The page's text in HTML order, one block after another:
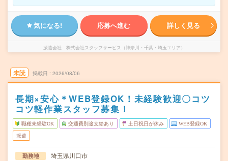
気になる! 応募へ進む 詳しく見る
派遣会社 株式会社スタッフサービス（神奈川・千葉・埼玉エリア）
未読 掲載日 2026/08/06
長期×安心＊WEB登録OK！未経験歓迎〇コツ
コツ軽作業スタッフ募集！
職種未経験OK 交通費別途支給あり 土日祝日が休み WEB登録OK
派遣
勤務地
埼玉県川口市